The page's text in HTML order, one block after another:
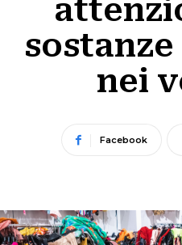
nei
Facebook